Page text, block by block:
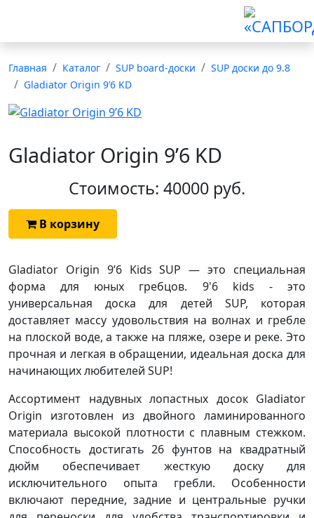
Главная Каталог SUP board-доски
SUP доски до 9.8
Gladiator Origin 9’6 KD
Gladiator Origin 9’6 KD
Стоимость: 40000 руб.
В корзину
Gladiator Origin 9’6 Kids SUP — это специальная
форма для юных гребцов. 9'6 kids - это
универсальная доска для детей SUP, которая
доставляет массу удовольствия на волнах и гребле
на плоской воде, а также на пляже, озере и реке. Это
прочная и легкая в обращении, идеальная доска для
начинающих любителей SUP!
Ассортимент надувных лопастных досок Gladiator
Origin изготовлен из двойного ламинированного
материала высокой плотности с плавным стежком.
Способность достигать 26 фунтов на квадратный
дюйм обеспечивает жесткую доску для
исключительного опыта гребли. Особенности
включают передние, задние и центральные ручки